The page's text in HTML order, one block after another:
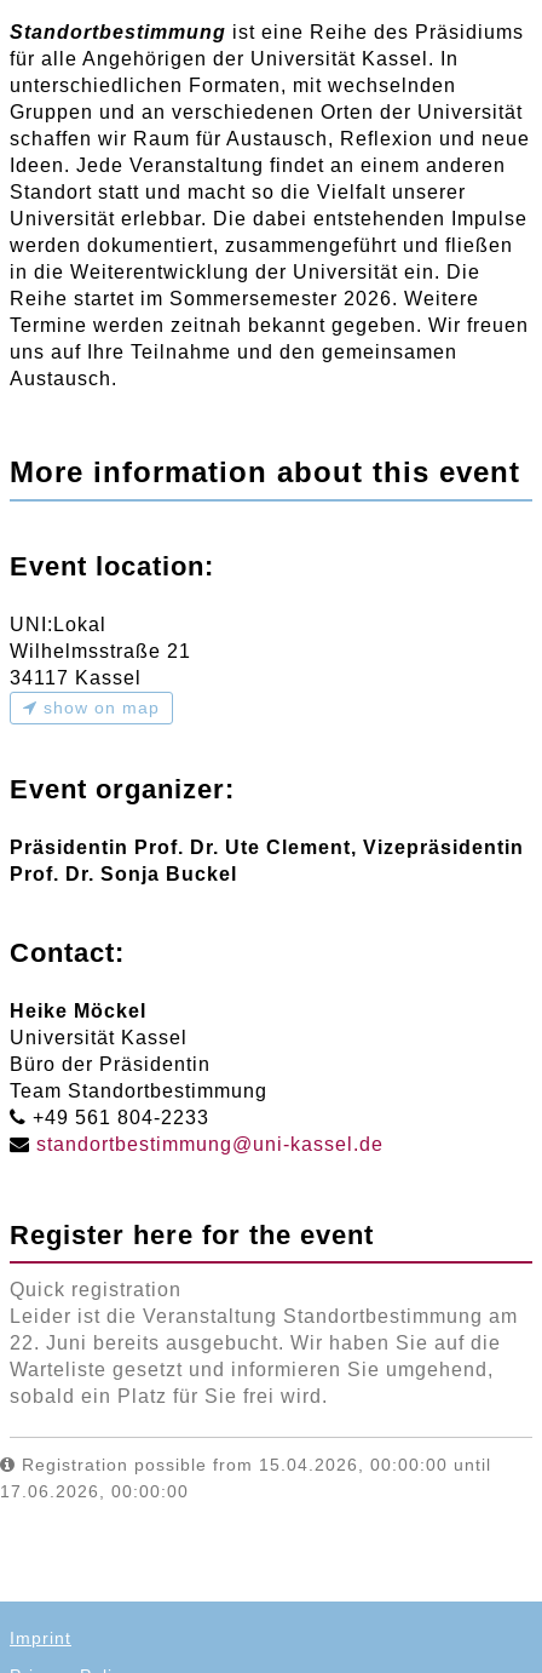
Standortbestimmung ist eine Reihe des Präsidiums
für alle Angehörigen der Universität Kassel. In
unterschiedlichen Formaten, mit wechselnden
Gruppen und an verschiedenen Orten der Universität
schaffen wir Raum für Austausch, Reflexion und neue
Ideen. Jede Veranstaltung findet an einem anderen
Standort statt und macht so die Vielfalt unserer
Universität erlebbar. Die dabei entstehenden Impulse
werden dokumentiert, zusammengeführt und fließen
in die Weiterentwicklung der Universität ein. Die
Reihe startet im Sommersemester 2026. Weitere
Termine werden zeitnah bekannt gegeben. Wir freuen
uns auf Ihre Teilnahme und den gemeinsamen
Austausch.
More information about this event
Event location:
UNI:Lokal
Wilhelmsstraße 21
34117 Kassel
show on map
Event organizer:
Präsidentin Prof. Dr. Ute Clement, Vizepräsidentin
Prof. Dr. Sonja Buckel
Contact:
Heike Möckel
Universität Kassel
Büro der Präsidentin
Team Standortbestimmung
+49 561 804-2233
standortbestimmung@uni-kassel .de
Register here for the event
Quick registration
Leider ist die Veranstaltung Standortbestimmung am
22. Juni bereits ausgebucht. Wir haben Sie auf die
Warteliste gesetzt und informieren Sie umgehend,
sobald ein Platz für Sie frei wird.
Registration possible from 15.04.2026, 00:00:00 until
17.06.2026, 00:00:00
Imprint